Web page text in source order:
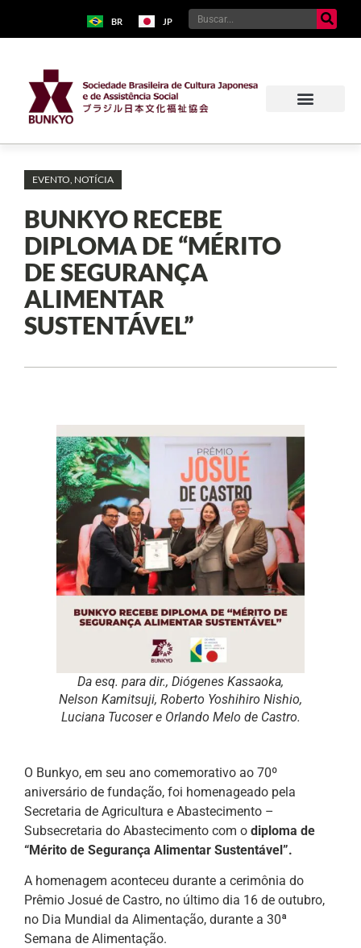
BR JP
EVENTO NOTÍCIA
BUNKYO RECEBE
DIPLOMA DE “MÉRITO
DE SEGURANÇA
ALIMENTAR
SUSTENTÁVEL”
Da esq. para dir., Diógenes Kassaoka,
Nelson Kamitsuji, Roberto Yoshihiro Nishio,
Luciana Tucoser e Orlando Melo de Castro.
O Bunkyo, em seu ano comemorativo ao 70º
aniversário de fundação, foi homenageado pela
Secretaria de Agricultura e Abastecimento –
Subsecretaria do Abastecimento com o diploma de
“Mérito de Segurança Alimentar Sustentável”.
A homenagem aconteceu durante a cerimônia do
Prêmio Josué de Castro, no último dia 16 de outubro,
no Dia Mundial da Alimentação, durante a 30ª
Semana de Alimentação.